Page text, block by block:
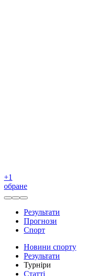
+1
обране
Результати
Прогнози
Спорт
Новини спорту
Результати
Турніри
Статті